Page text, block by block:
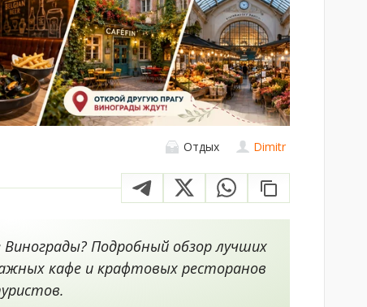
Dimitr
Отдых
Подробный обзор лучших
кафе и крафтовых ресторанов